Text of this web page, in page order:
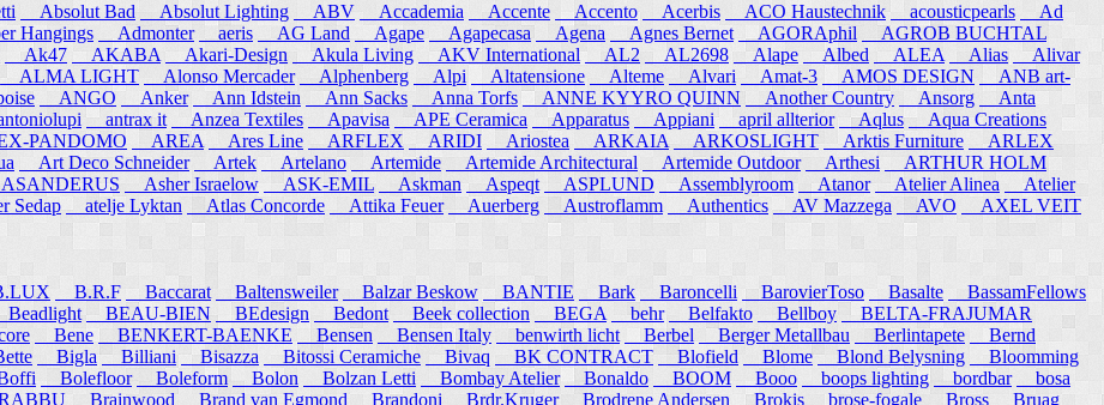
Absolut Bad Absolut Lighting ABV Accademia Accente Accento Acerbis ACO Haustechnik acousticpearls
Ad
Hangings Admonter aeris AG Land Agape Agapecasa Agena Agnes Bernet AGORAphil
AGROB BUCHTAL
Ak47 AKABA Akari-Design Akula Living AKV International AL2 AL2698 Alape Albed ALEA Alias
Alivar
ALMA LIGHT Alonso Mercader Alphenberg Alpi Altatensione Alteme Alvari Amat-3 AMOS DESIGN
ANB art-
ANGO Anker Ann Idstein Ann Sacks Anna Torfs ANNE KYYRO QUINN Another Country Ansorg
Anta
antrax it Anzea Textiles Apavisa APE Ceramica Apparatus Appiani april allterior Aqlus Aqua Creations
PANDOMO AREA Ares Line ARFLEX ARIDI Ariostea ARKAIA ARKOSLIGHT Arktis Furniture
ARLEX
Art Deco Schneider Artek Artelano Artemide Artemide Architectural Artemide Outdoor Arthesi
ARTHUR HOLM
Asher Israelow ASK-EMIL Askman Aspeqt ASPLUND Assemblyroom Atanor Atelier Alinea
Atelier
Sedap atelje Lyktan Atlas Concorde Attika Feuer Auerberg Austroflamm Authentics AV Mazzega AVO
AXEL VEIT
B.R.F Baccarat Baltensweiler Balzar Beskow BANTIE Bark Baroncelli BarovierToso Basalte
BassamFellows
BEAU-BIEN BEdesign Bedont Beek collection BEGA behr Belfakto Bellboy
BELTA-FRAJUMAR
Bene BENKERT-BAENKE Bensen Bensen Italy benwirth licht Berbel Berger Metallbau Berlintapete
Bernd
Bigla Billiani Bisazza Bitossi Ceramiche Bivaq BK CONTRACT Blofield Blome Blond Belysning
Bloomming
Bolefloor Boleform Bolon Bolzan Letti Bombay Atelier Bonaldo BOOM Booo boops lighting bordbar
bosa
Brainwood Brand van Egmond Brandoni Brdr.Kruger Brodrene Andersen Brokis brose-fogale Bross Bruag